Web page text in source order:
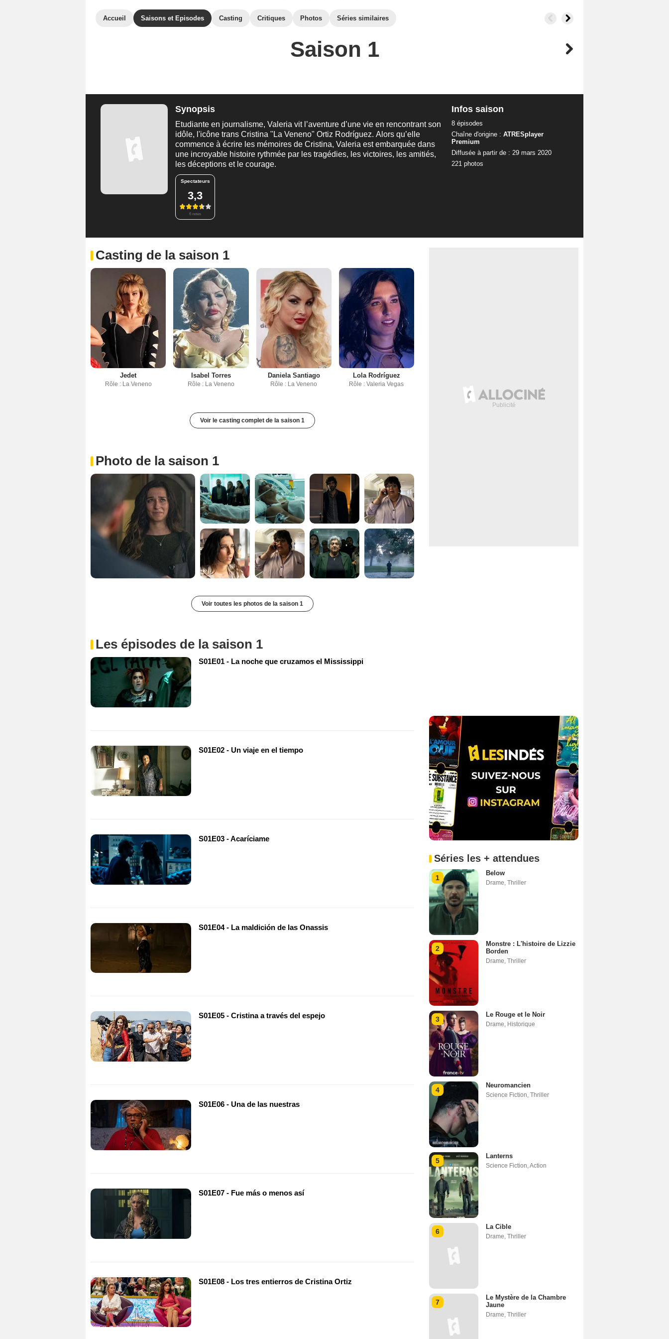
Accueil Saisons et Episodes Casting Critiques Photos Séries similaires
Saison 1
Synopsis
Etudiante en journalisme, Valeria vit l’aventure d’une vie en rencontrant son
idôle, l'icône trans Cristina "La Veneno" Ortiz Rodríguez. Alors qu’elle
commence à écrire les mémoires de Cristina, Valeria est embarquée dans
une incroyable histoire rythmée par les tragédies, les victoires, les amitiés,
les déceptions et le courage.
Spectateurs
3,3
6 notes
Infos saison
8 épisodes
Chaîne d'origine : ATRESplayer
Premium
Diffusée à partir de : 29 mars 2020
221 photos
Casting de la saison 1
Jedet
Rôle : La Veneno
Isabel Torres
Rôle : La Veneno
Daniela Santiago
Rôle : La Veneno
Lola Rodríguez
Rôle : Valeria Vegas
Voir le casting complet de la saison 1
Photo de la saison 1
Voir toutes les photos de la saison 1
Les épisodes de la saison 1
S01E01 - La noche que cruzamos el Mississippi
S01E02 - Un viaje en el tiempo
S01E03 - Acaríciame
S01E04 - La maldición de las Onassis
S01E05 - Cristina a través del espejo
S01E06 - Una de las nuestras
S01E07 - Fue más o menos así
S01E08 - Los tres entierros de Cristina Ortiz
Séries les + attendues
1
Below
Drame Thriller
2
Monstre : L'histoire de Lizzie
Borden
Drame Thriller
3
Le Rouge et le Noir
Drame Historique
4
Neuromancien
Science Fiction Thriller
5
Lanterns
Science Fiction Action
6
La Cible
Drame Thriller
7
Le Mystère de la Chambre
Jaune
Drame Thriller